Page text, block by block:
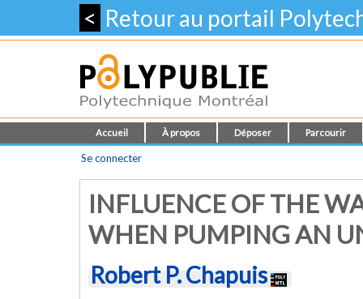
< Retour au portail
Accueil À propos Déposer Parcourir
Se connecter
INFLUENCE OF THE
WHEN PUMPING AN
Robert P. Chapuis